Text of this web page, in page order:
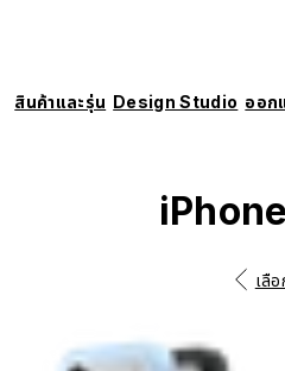
สินค้าและรุ่น Design Studio ออก
เลื